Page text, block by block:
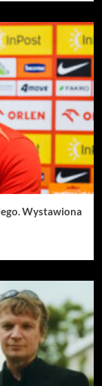
Wystawiona